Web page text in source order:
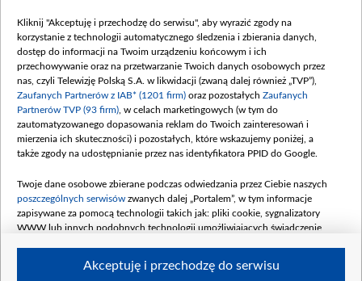
Kliknij "Akceptuję i przechodzę do serwisu", aby wyrazić zgody na
korzystanie z technologii automatycznego śledzenia i zbierania danych,
dostęp do informacji na Twoim urządzeniu końcowym i ich
przechowywanie oraz na przetwarzanie Twoich danych osobowych przez
nas, czyli Telewizję Polską S.A. w likwidacji (zwaną dalej również „TVP”),
Zaufanych Partnerów z IAB* (1201 firm) oraz pozostałych Zaufanych
Partnerów TVP (93 firm) , w celach marketingowych (w tym do
zautomatyzowanego dopasowania reklam do Twoich zainteresowań i
mierzenia ich skuteczności) i pozostałych, które wskazujemy poniżej, a
także zgody na udostępnianie przez nas identyfikatora PPID do Google.
Twoje dane osobowe zbierane podczas odwiedzania przez Ciebie naszych
poszczególnych serwisów zwanych dalej „Portalem”, w tym informacje
zapisywane za pomocą technologii takich jak: pliki cookie, sygnalizatory
WWW lub innych podobnych technologii umożliwiających świadczenie
Akceptuję i przechodzę do serwisu